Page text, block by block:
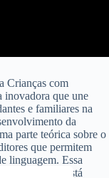
Crianças com
inovadora que une
e familiares na
da
parte teórica sobre o
que permitem
linguagem. Essa
também está